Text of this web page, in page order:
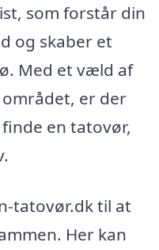
som forstår din
og skaber et
Med et væld af
er der
en tatovør,
tatovør.dk til at
Her kan